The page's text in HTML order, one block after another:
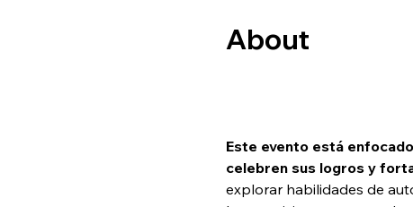
About
Este evento está
celebren sus logros y
explorar habilidades de